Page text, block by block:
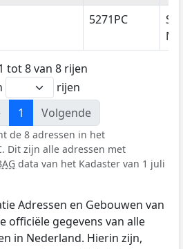
5271PC
tot 8 van 8 rijen
rijen
1 Volgende
de 8 adressen in het
Dit zijn alle adressen met
data van het Kadaster van 1 juli
Adressen en Gebouwen van
officiële gegevens van alle
in Nederland. Hierin zijn,